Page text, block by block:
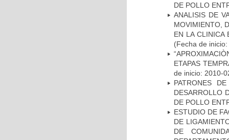
DE POLLO
ANALISIS DE
MOVIMIENTO,
EN LA CLINICA
(Fecha de
ETAPAS
de inicio: 2010-
PATRONES
DESARROLLO
DE POLLO
ESTUDIO DE
DE
DE